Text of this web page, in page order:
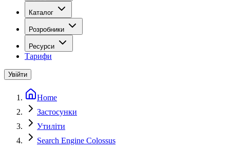
Каталог
Розробники
Ресурси
Тарифи
Увійти
Home
Застосунки
Утиліти
Search Engine Colossus